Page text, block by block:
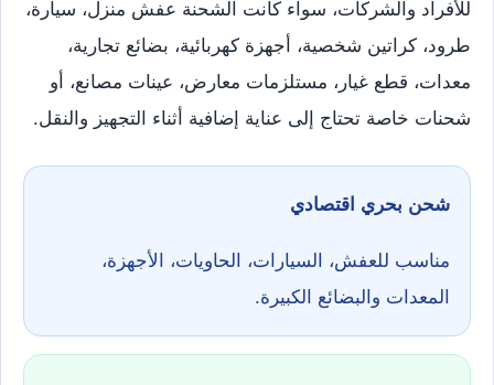
للأفراد والشركات، سواء كانت الشحنة عفش منزل، سيارة،
طرود، كراتين شخصية، أجهزة كهربائية، بضائع تجارية،
معدات، قطع غيار، مستلزمات معارض، عينات مصانع، أو
شحنات خاصة تحتاج إلى عناية إضافية أثناء التجهيز والنقل.
شحن بحري اقتصادي
مناسب للعفش، السيارات، الحاويات، الأجهزة،
المعدات والبضائع الكبيرة.